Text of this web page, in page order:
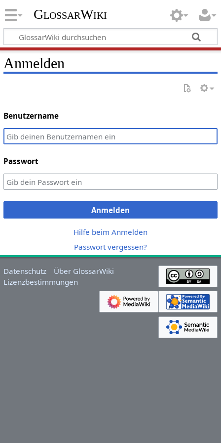
GlossarWiki
Anmelden
Benutzername
Passwort
Anmelden
Hilfe beim Anmelden
Passwort vergessen?
Datenschutz
Über GlossarWiki
Lizenzbestimmungen